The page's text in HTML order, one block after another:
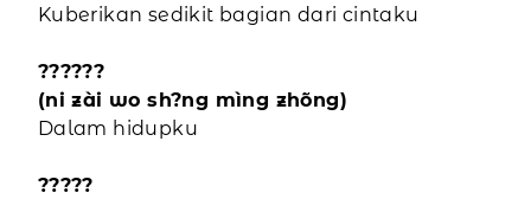
Kuberikan sedikit bagian dari cintaku
??????
(ni zài wo sh?ng mìng zhõng)
Dalam hidupku
?????